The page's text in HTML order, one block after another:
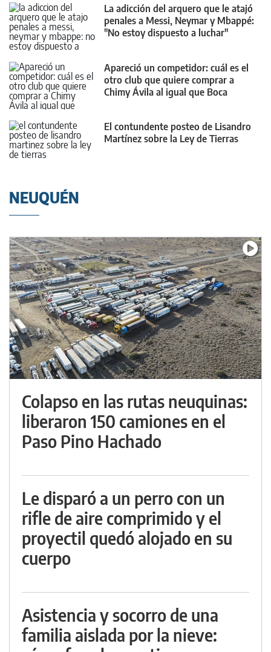
La adicción del arquero que le atajó
penales a Messi, Neymar y Mbappé:
"No estoy dispuesto a luchar"
Apareció un competidor: cuál es el
otro club que quiere comprar a
Chimy Ávila al igual que Boca
El contundente posteo de Lisandro
Martínez sobre la Ley de Tierras
NEUQUÉN
Colapso en las rutas neuquinas:
liberaron 150 camiones en el
Paso Pino Hachado
Le disparó a un perro con un
rifle de aire comprimido y el
proyectil quedó alojado en su
cuerpo
Asistencia y socorro de una
familia aislada por la nieve: